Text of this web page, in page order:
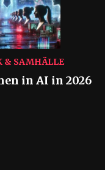
& SAMHÄLLE
in AI in 2026